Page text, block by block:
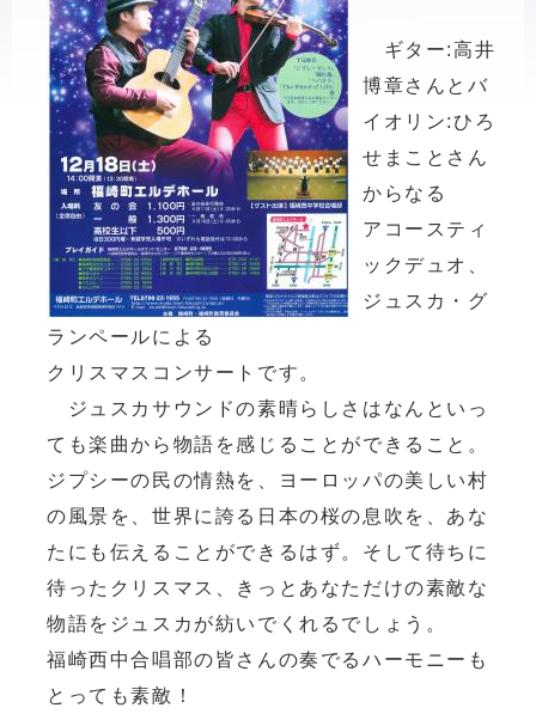
ギター:高井
博章さんとバ
イオリン:ひろ
せまことさん
からなる
アコースティ
ックデュオ、
ジュスカ・グ
ランペールによる
クリスマスコンサートです。
ジュスカサウンドの素晴らしさはなんといっ
ても楽曲から物語を感じることができること。
ジプシーの民の情熱を、ヨーロッパの美しい村
の風景を、世界に誇る日本の桜の息吹を、あな
たにも伝えることができるはず。そして待ちに
待ったクリスマス、きっとあなただけの素敵な
物語をジュスカが紡いでくれるでしょう。
福崎西中合唱部の皆さんの奏でるハーモニーも
とっても素敵！